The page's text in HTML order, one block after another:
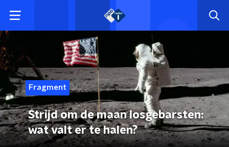
Fragment
Strijd om de maan losgebarsten:
wat valt er te halen?